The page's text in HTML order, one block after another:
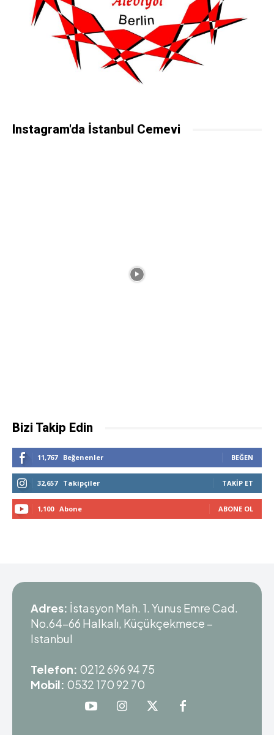
Instagram'da İstanbul Cemevi
Bizi Takip Edin
11,767 Beğenenler BEĞEN
32,657 Takipçiler TAKIP ET
1,100 Abone ABONE OL
Adres: İstasyon Mah. 1. Yunus Emre Cad.
No.64-66 Halkalı, Küçükçekmece –
Istanbul
Telefon: 0212 696 94 75
Mobil: 0532 170 92 70